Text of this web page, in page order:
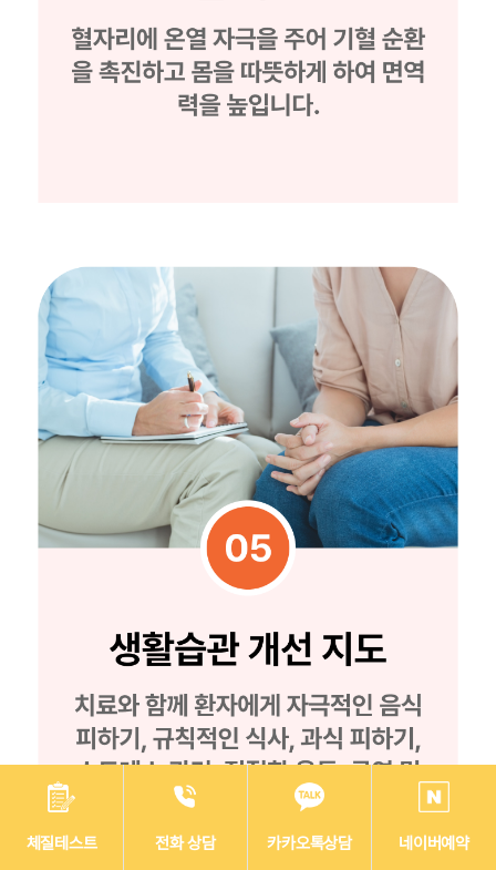
체질테스트 전화 상담 카카오톡상담 네이버예약